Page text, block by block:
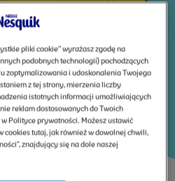
pliki cookie” wyrażasz zgodę na
podobnych technologii) pochodzących
zoptymalizowania i udoskonalenia Twojego
z tej strony, mierzenia liczby
istotnych informacji umożliwiających
reklam dostosowanych do Twoich
Polityce prywatności. Możesz ustawić
cookies tutaj, jak również w dowolnej chwili,
znajdujący się na dole naszej